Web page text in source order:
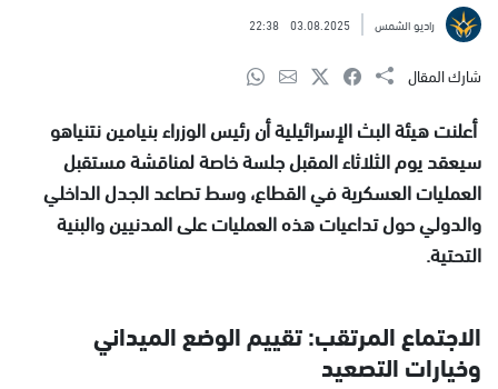
راديو الشمس 03.08.2025
22:38
شارك المقال
أعلنت هيئة البث الإسرائيلية أن رئيس الوزراء بنيامين نتنياهو
سيعقد يوم الثلاثاء المقبل جلسة خاصة لمناقشة مستقبل
العمليات العسكرية في القطاع، وسط تصاعد الجدل الداخلي
والدولي حول تداعيات هذه العمليات على المدنيين والبنية
التحتية.
الاجتماع المرتقب: تقييم الوضع الميداني
وخيارات التصعيد